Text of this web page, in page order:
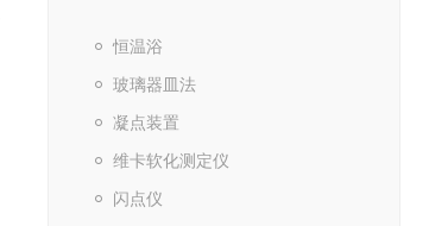
恒温浴
玻璃器皿法
凝点装置
维卡软化测定仪
闪点仪